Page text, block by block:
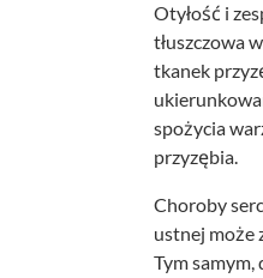
Otyłość i
tłuszczowa
tkanek
spożycia
przyzębia.
Choroby
ustnej może
Tym